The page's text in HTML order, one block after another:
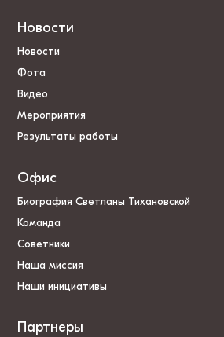
Новости
Новости
Фота
Видео
Мероприятия
Результаты работы
Офис
Биография Светланы Тихановской
Команда
Советники
Наша миссия
Наши инициативы
Партнеры